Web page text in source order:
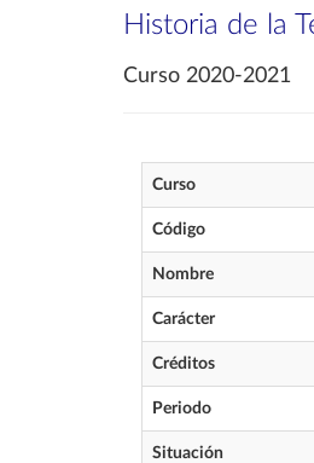
Historia de la
Curso 2020-2021
Curso
Código
Nombre
Carácter
Créditos
Periodo
Situación